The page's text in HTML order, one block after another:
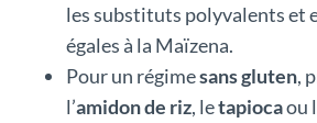
les substituts polyvalents et
égales à la Maïzena.
Pour un régimesans gluten,
l’amidon de riz, letapiocaou